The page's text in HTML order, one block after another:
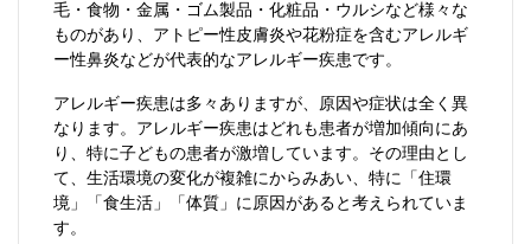
毛・食物・金属・ゴム製品・化粧品・ウルシなど様々な
ものがあり、アトピー性皮膚炎や花粉症を含むアレルギ
ー性鼻炎などが代表的なアレルギー疾患です。
アレルギー疾患は多々ありますが、原因や症状は全く異
なります。アレルギー疾患はどれも患者が増加傾向にあ
り、特に子どもの患者が激増しています。その理由とし
て、生活環境の変化が複雑にからみあい、特に「住環
境」「食生活」「体質」に原因があると考えられていま
す。